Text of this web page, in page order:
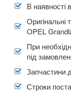
В наявності
Оригінальні
OPEL
При
під
Запчастини
Строки